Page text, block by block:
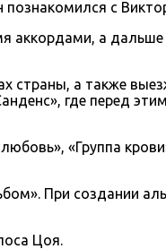
познакомился с
аккордами, а
страны, а также
где перед
«Группа
При создании
Цоя.